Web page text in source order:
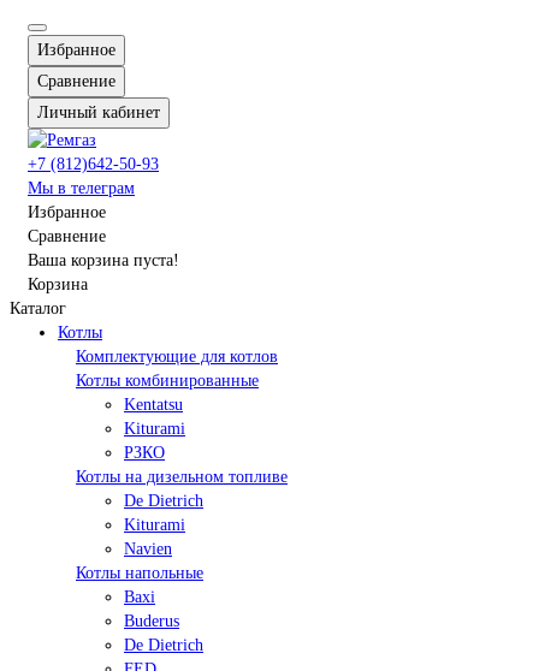
Избранное
Сравнение
Личный кабинет
+7 (812)642-50-93
Мы в телеграм
Избранное
Сравнение
Ваша корзина пуста!
Корзина
Каталог
Котлы
Комплектующие для котлов
Котлы комбинированные
Kentatsu
Kiturami
РЗКО
Котлы на дизельном топливе
De Dietrich
Kiturami
Navien
Котлы напольные
Baxi
Buderus
De Dietrich